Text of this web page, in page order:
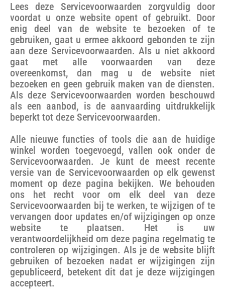
Lees deze Servicevoorwaarden zorgvuldig door
voordat u onze website opent of gebruikt. Door
enig deel van de website te bezoeken of te
gebruiken, gaat u ermee akkoord gebonden te zijn
aan deze Servicevoorwaarden. Als u niet akkoord
gaat met alle voorwaarden van deze
overeenkomst, dan mag u de website niet
bezoeken en geen gebruik maken van de diensten.
Als deze Servicevoorwaarden worden beschouwd
als een aanbod, is de aanvaarding uitdrukkelijk
beperkt tot deze Servicevoorwaarden.
Alle nieuwe functies of tools die aan de huidige
winkel worden toegevoegd, vallen ook onder de
Servicevoorwaarden. Je kunt de meest recente
versie van de Servicevoorwaarden op elk gewenst
moment op deze pagina bekijken. We behouden
ons het recht voor om elk deel van deze
Servicevoorwaarden bij te werken, te wijzigen of te
vervangen door updates en/of wijzigingen op onze
website te plaatsen. Het is uw
verantwoordelijkheid om deze pagina regelmatig te
controleren op wijzigingen. Als je de website blijft
gebruiken of bezoeken nadat er wijzigingen zijn
gepubliceerd, betekent dit dat je deze wijzigingen
accepteert.